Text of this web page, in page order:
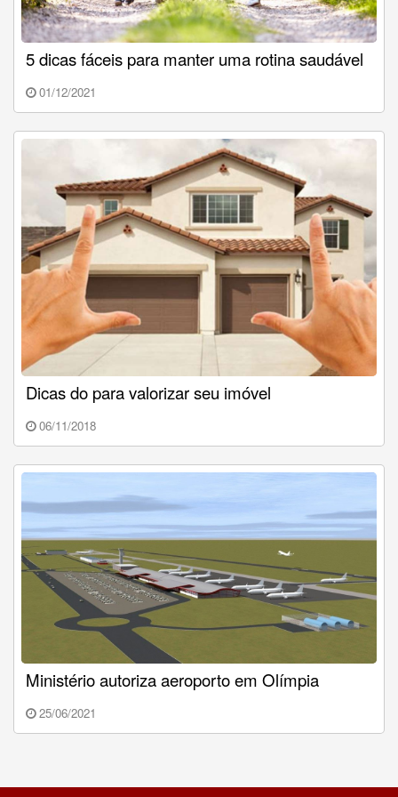
5 dicas fáceis para manter uma rotina saudável
01/12/2021
Dicas do para valorizar seu imóvel
06/11/2018
Ministério autoriza aeroporto em Olímpia
25/06/2021